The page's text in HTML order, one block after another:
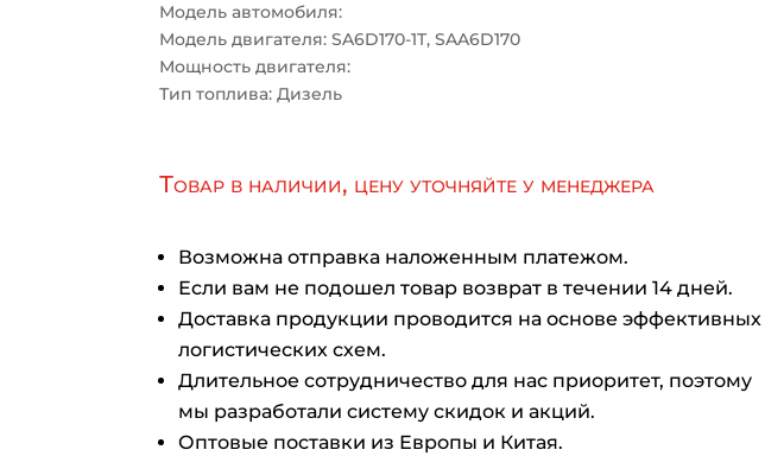
Модель автомобиля:
Модель двигателя: SA6D170-1T, SAA6D170
Мощность двигателя:
Тип топлива: Дизель
Товар в наличии, цену уточняйте у менеджера
Возможна отправка наложенным платежом.
Если вам не подошел товар возврат в течении 14 дней.
Доставка продукции проводится на основе эффективных
логистических схем.
Длительное сотрудничество для нас приоритет, поэтому
мы разработали систему скидок и акций.
Оптовые поставки из Европы и Китая.